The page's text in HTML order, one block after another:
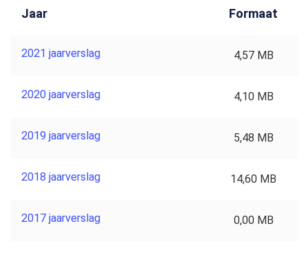
Jaar Formaat
2021 jaarverslag 4,57 MB
2020 jaarverslag 4,10 MB
2019 jaarverslag 5,48 MB
2018 jaarverslag 14,60 MB
2017 jaarverslag 0,00 MB